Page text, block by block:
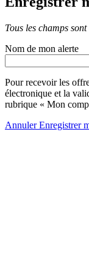
Tous les champs
Nom de mon alerte
Pour recevoir les
électronique et la
rubrique « Mon
AnnulerEnregistrer